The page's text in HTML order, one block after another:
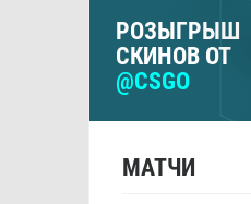
РОЗЫГРЫШ
СКИНОВ ОТ
@CSGO
МАТЧИ